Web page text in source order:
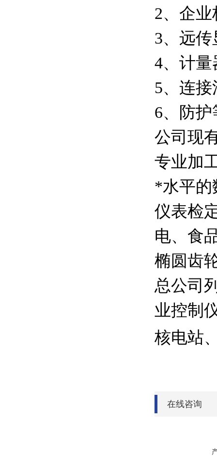
2、企业
3、远传
4、计量
5、连接
6、防护
公司现
专业加
*水平的
仪表检
电、食
椭圆齿
总公司
业控制
核电站
在线咨询